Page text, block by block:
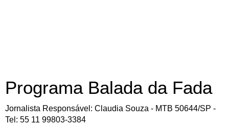
Programa Balada da Fada
Jornalista Responsável: Claudia Souza - MTB 50644/SP -
Tel: 55 11 99803-3384